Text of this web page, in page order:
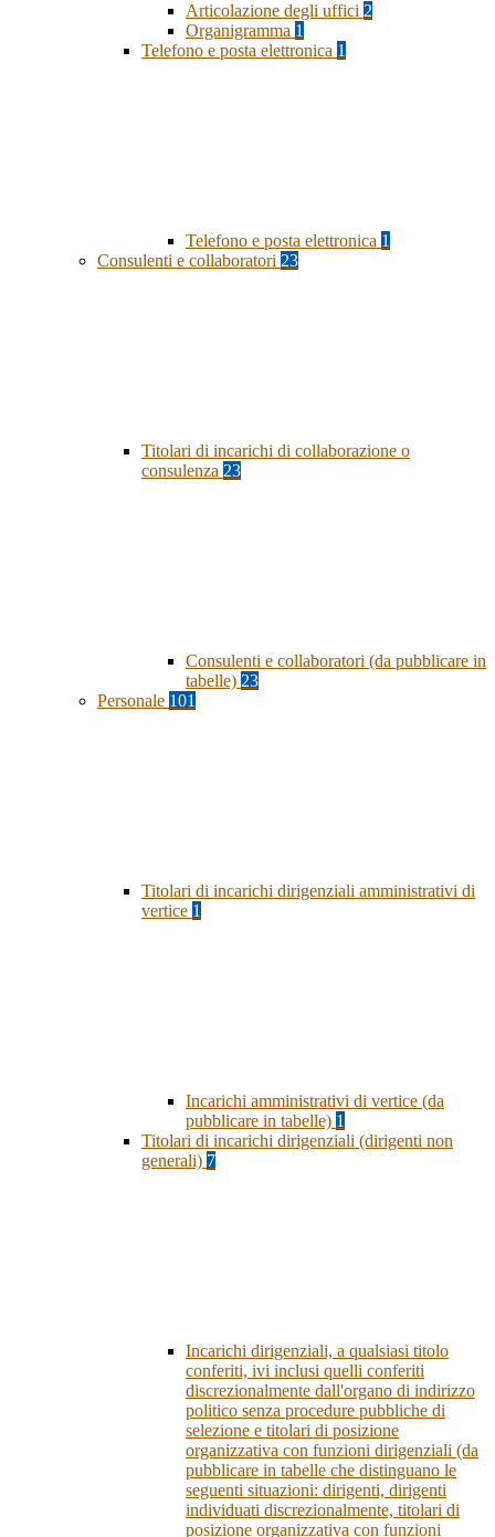
Articolazione degli uffici 2
Organigramma 1
Telefono e posta elettronica 1
Telefono e posta elettronica 1
Consulenti e collaboratori 23
Titolari di incarichi di collaborazione o
consulenza 23
Consulenti e collaboratori (da pubblicare in
tabelle) 23
Personale 101
Titolari di incarichi dirigenziali amministrativi di
vertice 1
Incarichi amministrativi di vertice (da
pubblicare in tabelle) 1
Titolari di incarichi dirigenziali (dirigenti non
generali) 7
Incarichi dirigenziali, a qualsiasi titolo
conferiti, ivi inclusi quelli conferiti
discrezionalmente dall'organo di indirizzo
politico senza procedure pubbliche di
selezione e titolari di posizione
organizzativa con funzioni dirigenziali (da
pubblicare in tabelle che distinguano le
seguenti situazioni: dirigenti, dirigenti
individuati discrezionalmente, titolari di
posizione organizzativa con funzioni